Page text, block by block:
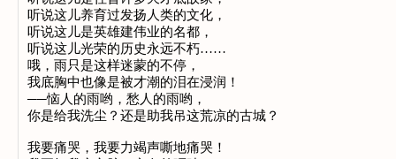
听说这儿养育过发扬人类的文化，
听说这儿是英雄建伟业的名都，
听说这儿光荣的历史永远不朽……
哦，雨只是这样迷蒙的不停，
我底胸中也像是被才潮的泪在浸润！
──恼人的雨哟，愁人的雨哟，
你是给我洗尘？还是助我吊这荒凉的古城？
我要痛哭，我要力竭声嘶地痛哭！